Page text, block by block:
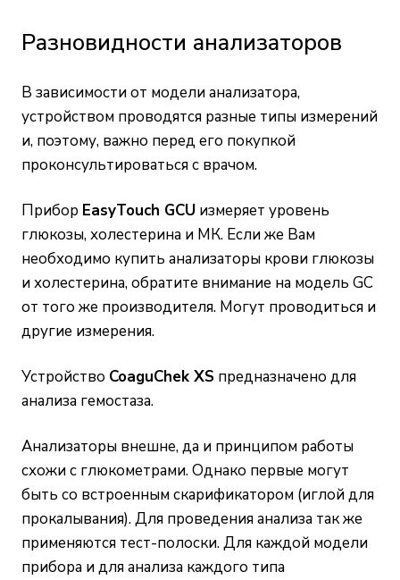
Разновидности анализаторов
В зависимости от модели анализатора,
устройством проводятся разные типы измерений
и, поэтому, важно перед его покупкой
проконсультироваться с врачом.
Прибор EasyTouch GCU измеряет уровень
глюкозы, холестерина и МК. Если же Вам
необходимо купить анализаторы крови глюкозы
и холестерина, обратите внимание на модель GC
от того же производителя. Могут проводиться и
другие измерения.
Устройство CoaguChek XS предназначено для
анализа гемостаза.
Анализаторы внешне, да и принципом работы
схожи с глюкометрами. Однако первые могут
быть со встроенным скарификатором (иглой для
прокалывания). Для проведения анализа так же
применяются тест-полоски. Для каждой модели
прибора и для анализа каждого типа